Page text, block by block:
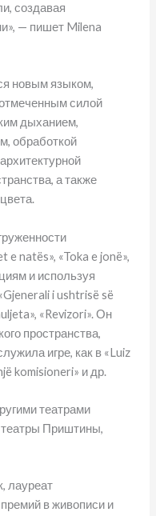
создавая
— пишет Milena
новым языком,
силой
дыханием,
обработкой
а также
e natës», «Toka e jonë»,
и используя
i ushtrisë së
«Revizori». Он
пространства,
игре, как в «Luiz
komisioneri» и др.
театрами
Приштины,
лауреат
в живописи и